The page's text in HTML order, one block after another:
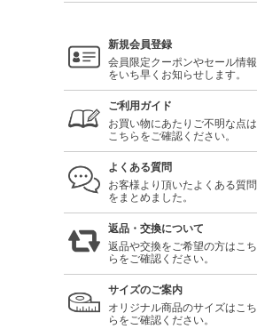
新規会員登録
会員限定クーポンやセール情報
をいち早くお知らせします。
ご利用ガイド
お買い物にあたりご不明な点は
こちらをご確認ください。
よくある質問
お客様より頂いたよくある質問
をまとめました。
返品・交換について
返品や交換をご希望の方はこち
らをご確認ください。
サイズのご案内
オリジナル商品のサイズはこち
らをご確認ください。